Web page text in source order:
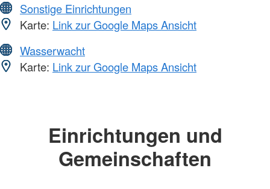
Sonstige Einrichtungen
Karte: Link zur Google Maps Ansicht
Wasserwacht
Karte: Link zur Google Maps Ansicht
Einrichtungen und
Gemeinschaften